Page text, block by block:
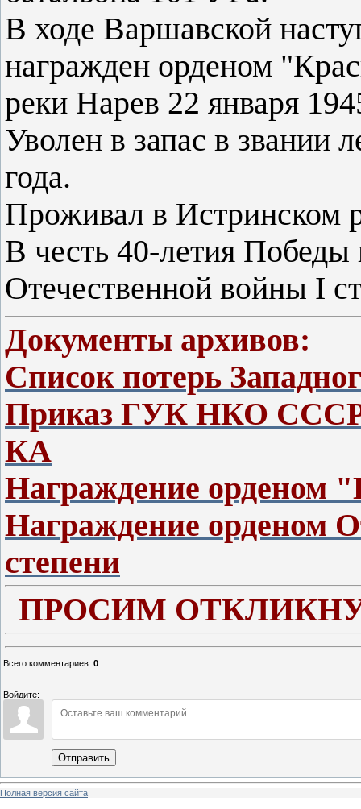
В ходе Варшавской
награжден орденом
реки Нарев 22 января
Уволен в запас в звании
года.
Проживал в Истринском
В честь 40-летия
Отечественной войны I
Документы архивов:
Список потерь
Приказ ГУК НКО СССР
КА
Награждение орденом
Награждение орденом
степени
ПРОСИМ
Всего комментариев: 0
Войдите:
Отправить
Полная версия сайта